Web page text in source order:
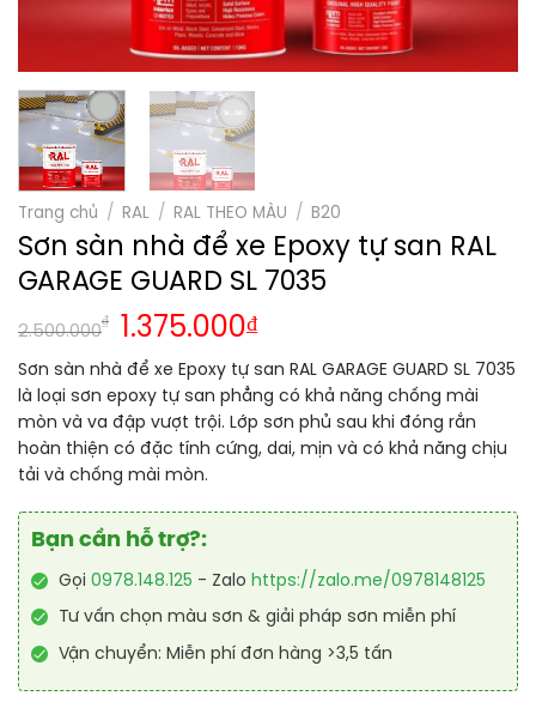
Trang chủ / RAL / RAL THEO MÀU / B20
Sơn sàn nhà để xe Epoxy tự san RAL
GARAGE GUARD SL 7035
2.500.000
₫ 1.375.000₫
Sơn sàn nhà để xe Epoxy tự san RAL GARAGE GUARD SL 7035
là loại sơn epoxy tự san phẳng có khả năng chống mài
mòn và va đập vượt trội. Lớp sơn phủ sau khi đóng rắn
hoàn thiện có đặc tính cứng, dai, mịn và có khả năng chịu
tải và chống mài mòn.
Bạn cần hỗ trợ?:
Gọi 0978.148.125 - Zalo https://zalo.me/0978148125
Tư vấn chọn màu sơn & giải pháp sơn miễn phí
Vận chuyển: Miễn phí đơn hàng >3,5 tấn